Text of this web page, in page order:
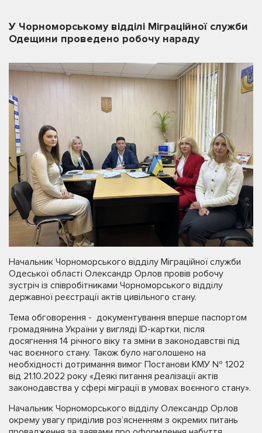
У Чорноморському відділі Міграційної служби
Одещини проведено робочу нараду
Начальник Чорноморського відділу Міграційної служби
Одеської області Олександр Орлов провів робочу
зустріч із співробітниками Чорноморського відділу
державної реєстрації актів цивільного стану.
Тема обговорення - документування вперше паспортом
громадянина України у вигляді ID-картки, після
досягнення 14 річного віку та зміни в законодавстві під
час воєнного стану. Також було наголошено на
необхідності дотримання вимог Постанови КМУ № 1202
від 21.10.2022 року «Деякі питання реалізації актів
законодавства у сфері міграції в умовах воєнного стану».
Начальник Чорноморського відділу Олександр Орлов
окрему увагу приділив роз’ясненням з окремих питань